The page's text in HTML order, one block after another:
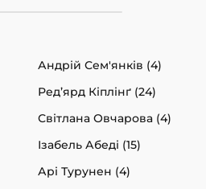
Андрій Сем'янків (4)
Ред’ярд Кіплінґ (24)
Світлана Овчарова (4)
Ізабель Абеді (15)
Арі Турунен (4)